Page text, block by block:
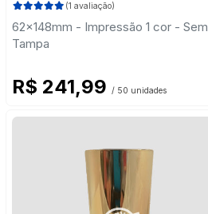
(1 avaliação)
62x148mm - Impressão 1 cor - Sem
Tampa
R$ 241,99 / 50 unidades